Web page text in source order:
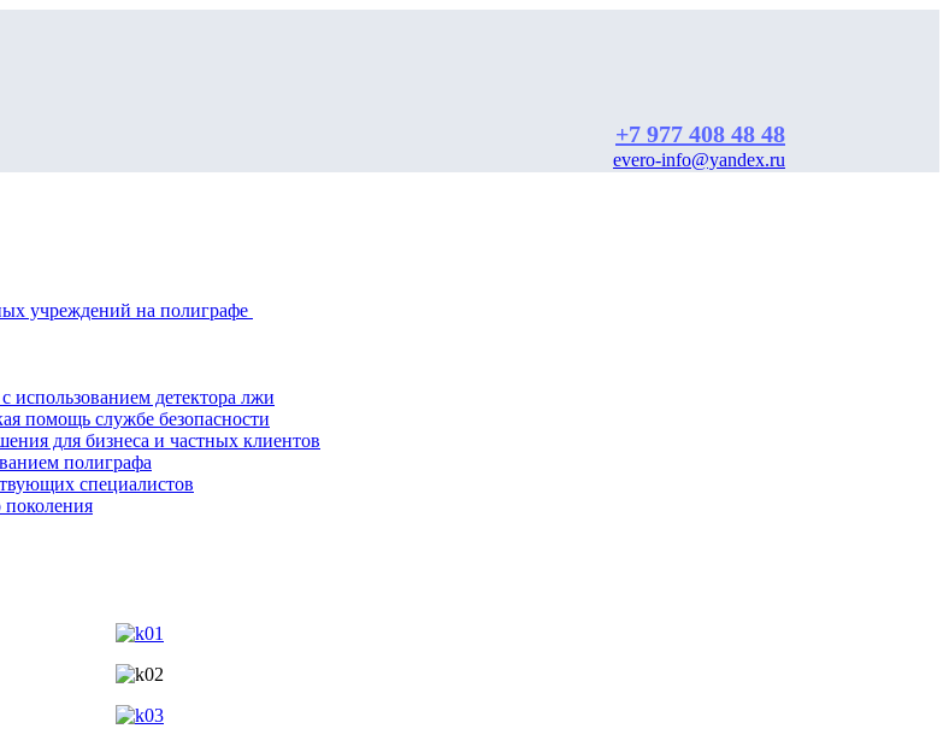
+7 977 408 48 48
evero-info@yandex.ru
учреждений на полиграфе
использованием детектора лжи
помощь службе безопасности
для бизнеса и частных клиентов
полиграфа
специалистов